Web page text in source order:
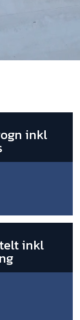
inkl
inkl